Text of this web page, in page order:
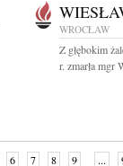
WROCŁAW
Z głębokim
r. zmarła mgr
6 7 8 9 ...